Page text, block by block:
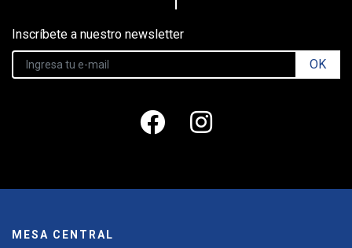
Inscríbete a nuestro newsletter
OK
MESA CENTRAL